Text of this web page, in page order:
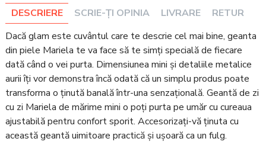
DESCRIERE SCRIE-ȚI OPINIA LIVRARE
RETUR
Dacă glam este cuvântul care te descrie cel mai bine, geanta
din piele Mariela te va face să te simți specială de fiecare
dată când o vei purta. Dimensiunea mini și detaliile metalice
aurii îți vor demonstra încă odată că un simplu produs poate
transforma o ținută banală într-una senzațională. Geantă de zi
cu zi Mariela de mărime mini o poți purta pe umăr cu cureaua
ajustabilă pentru confort sporit. Accesorizați-vă ținuta cu
această geantă uimitoare practică și ușoară ca un fulg.